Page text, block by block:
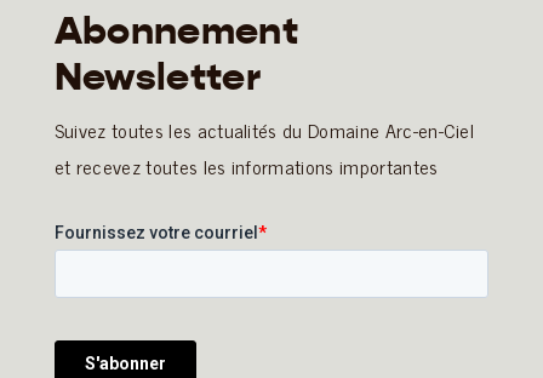
Abonnement
Newsletter
Suivez toutes les actualités du Domaine Arc-en-Ciel
et recevez toutes les informations importantes